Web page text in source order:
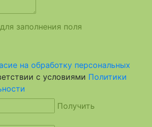
заполнения поля
на обработку персональных
с условиями Политики
Получить